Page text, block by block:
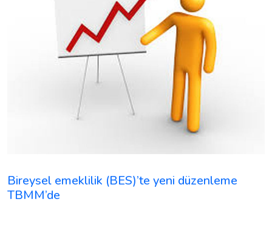
Bireysel emeklilik (BES)’te yeni düzenleme
TBMM’de